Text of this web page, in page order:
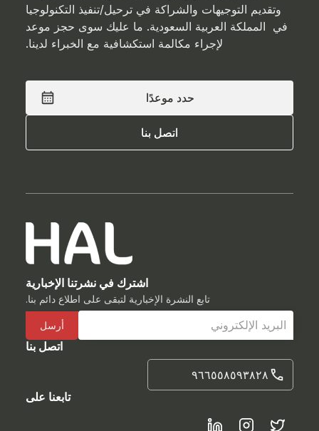
وتقديم التوجيهات والشراكة في ترحيل/تنفيذ التكنولوجيا
في المملكة العربية السعودية. ما عليك سوى حجز موعد
لإجراء مكالمة استكشافية مع الخبراء لدينا.
حدد موعدًا
حدد موعدًا
اتصل بنا
اتصل بنا
اشترك في نشرتنا الإخبارية
تابع النشرة الإخبارية لتبقى على اطلاع دائم بنا.
اتصل بنا
٩٦٦٥٥٨٥٩٣٨٢٨
تابعنا على